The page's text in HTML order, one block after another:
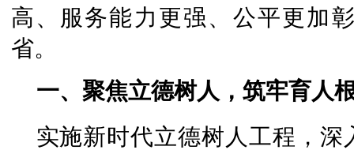
高、服务能力更强、公平更加
省。
一、聚焦立德树人，筑牢育人
实施新时代立德树人工程，